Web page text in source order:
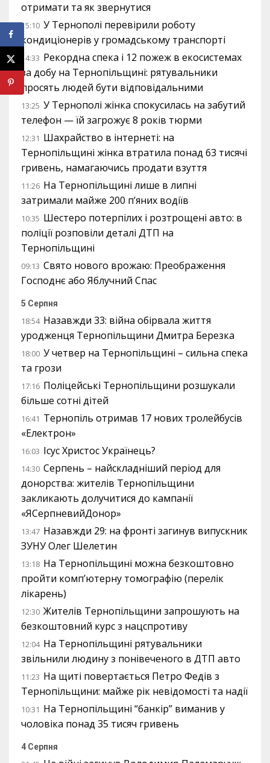
отримати та як звернутися
15:10 У Тернополі перевірили роботу
кондиціонерів у громадському транспорті
14:33 Рекордна спека і 12 пожеж в екосистемах
за добу на Тернопільщині: рятувальники
просять людей бути відповідальними
13:25 У Тернополі жінка спокусилась на забутий
телефон — їй загрожує 8 років тюрми
12:31 Шахрайство в інтернеті: на
Тернопільщині жінка втратила понад 63 тисячі
гривень, намагаючись продати взуття
11:26 На Тернопільщині лише в липні
затримали майже 200 п’яних водіїв
10:35 Шестеро потерпілих і розтрощені авто: в
поліції розповіли деталі ДТП на
Тернопільщині
09:13 Свято нового врожаю: Преображення
Господнє або Яблучний Спас
5 Серпня
18:54 Назавжди 33: війна обірвала життя
уродженця Тернопільщини Дмитра Березка
18:00 У четвер на Тернопільщині – сильна спека
та грози
17:16 Поліцейські Тернопільщини розшукали
більше сотні дітей
16:41 Тернопіль отримав 17 нових тролейбусів
«Електрон»
16:03 Ісус Христос Українець?
14:30 Серпень – найскладніший період для
донорства: жителів Тернопільщини
закликають долучитися до кампанії
«ЯСерпневийДонор»
13:47 Назавжди 29: на фронті загинув випускник
ЗУНУ Олег Шелетин
13:18 На Тернопільщині можна безкоштовно
пройти комп’ютерну томографію (перелік
лікарень)
12:30 Жителів Тернопільщини запрошують на
безкоштовний курс з нацспротиву
12:04 На Тернопільщині рятувальники
звільнили людину з понівеченого в ДТП авто
11:23 На щиті повертається Петро Федів з
Тернопільщини: майже рік невідомості та надії
10:31 На Тернопільщині “банкір” виманив у
чоловіка понад 35 тисяч гривень
4 Серпня